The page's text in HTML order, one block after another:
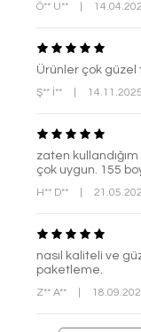
Ö** U**
Ürünler çok güzel
Ş** İ** 14.11.2025
zaten
çok uygun. 155
H** D**
nasıl kaliteli ve
paketleme.
Z** A**